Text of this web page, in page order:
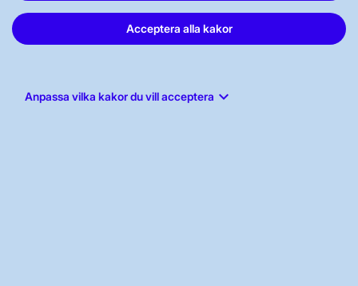
Acceptera alla kakor
Anpassa vilka kakor du vill acceptera keyboard_arrow_down
Press och nyheter
Prenumerera
Tillgänglighetsredogörelse